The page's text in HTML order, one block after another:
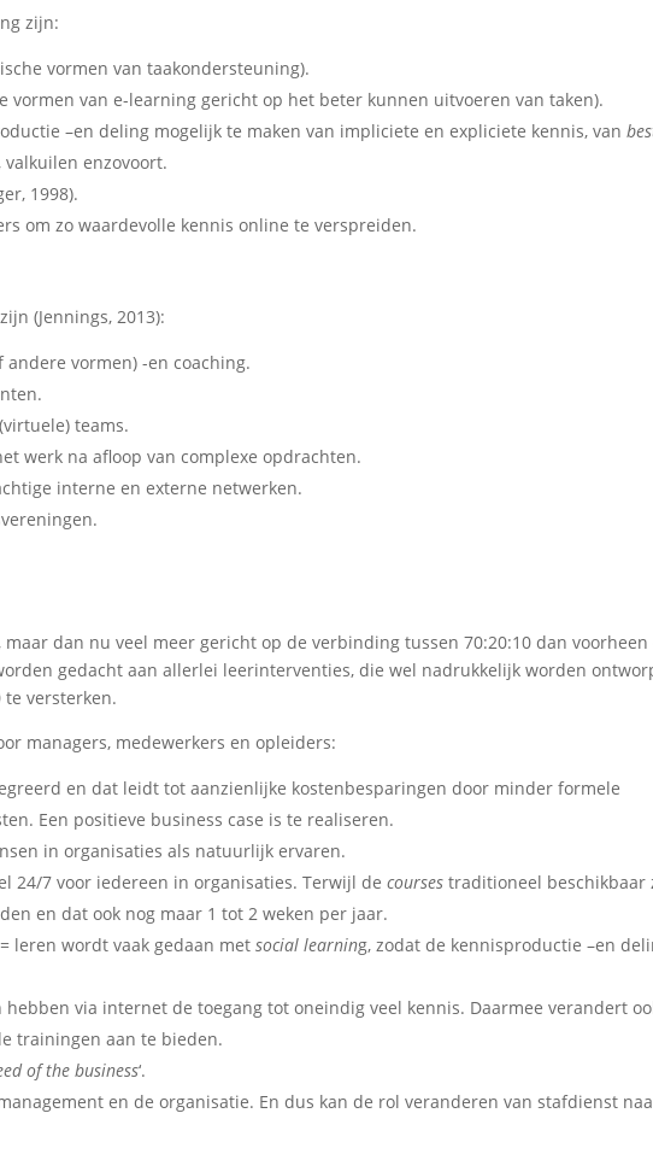
zijn:
vormen van taakondersteuning).
vormen van e-learning gericht op het beter kunnen uitvoeren van taken).
–en deling mogelijk te maken van impliciete en expliciete kennis, van
valkuilen enzovoort.
1998).
om zo waardevolle kennis online te verspreiden.
(Jennings, 2013):
andere vormen) -en coaching.
teams.
werk na afloop van complexe opdrachten.
interne en externe netwerken.
dan nu veel meer gericht op de verbinding tussen 70:20:10 dan voorheen
gedacht aan allerlei leerinterventies, die wel nadrukkelijk worden
te versterken.
managers, medewerkers en opleiders:
en dat leidt tot aanzienlijke kostenbesparingen door minder formele
Een positieve business case is te realiseren.
in organisaties als natuurlijk ervaren.
24/7 voor iedereen in organisaties. Terwijl decourses traditioneel beschikbaar
en dat ook nog maar 1 tot 2 weken per jaar.
leren wordt vaak gedaan metsocial learning, zodat de kennisproductie –en
via internet de toegang tot oneindig veel kennis. Daarmee verandert
trainingen aan te bieden.
of the business‘.
en de organisatie. En dus kan de rol veranderen van stafdienst